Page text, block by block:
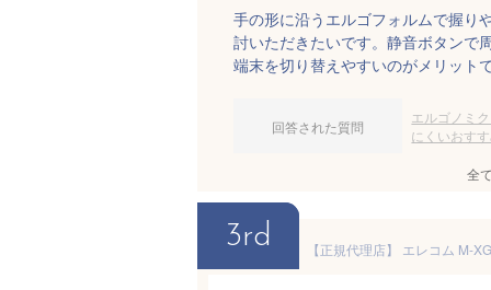
手の形に沿うエルゴフォルムで握り
討いただきたいです。静音ボタンで
端末を切り替えやすいのがメリット
回答された質問
エルゴノミ
にくいおす
全
3rd